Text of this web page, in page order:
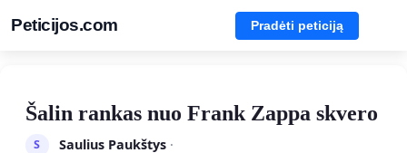
Peticijos.com Pradėti peticiją
Šalin rankas nuo Frank Zappa skvero
S Saulius Paukštys·